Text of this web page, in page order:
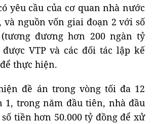
yêu cầu của cơ quan nhà nước
và nguồn vốn giai đoạn 2 với số
đương hơn 200 ngàn tỷ
VTP và các đối tác lập kế
thực hiện.
đề án trong vòng tối đa 12
1, trong năm đầu tiên, nhà đầu
tiền hơn 50.000 tỷ đồng để xử